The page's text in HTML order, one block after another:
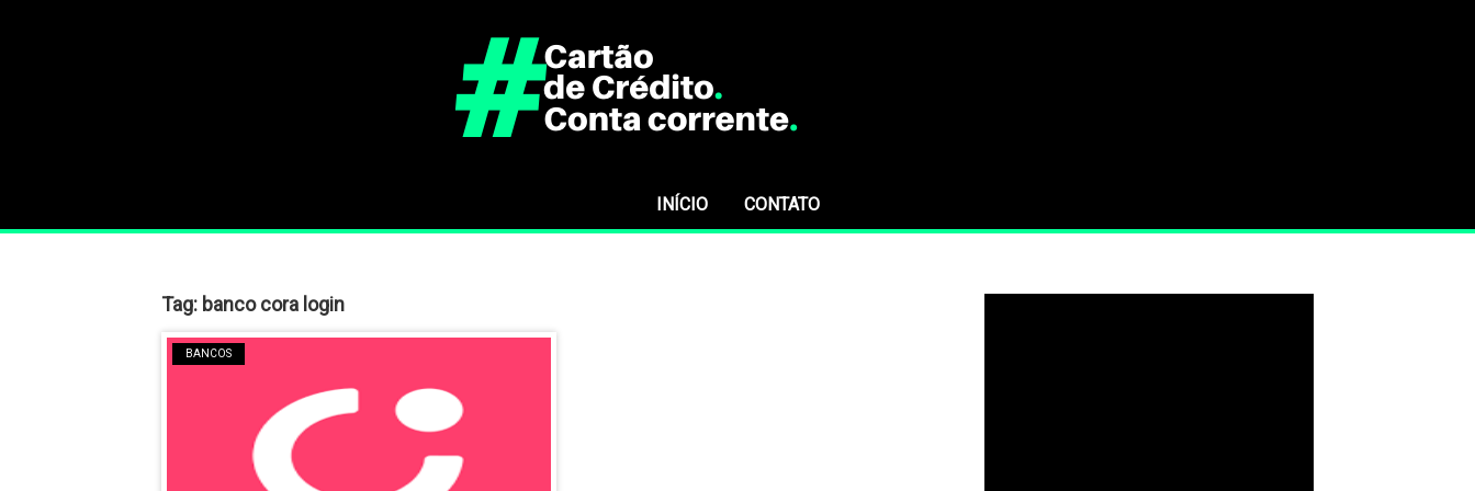
INÍCIO CONTATO
Tag: banco cora login
BANCOS